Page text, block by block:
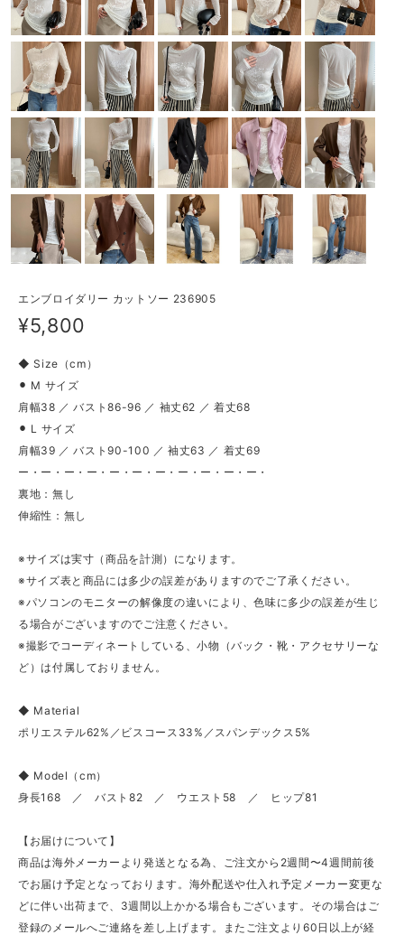
エンブロイダリー カットソー 236905
¥5,800
◆ Size（cm）
⚫︎ M サイズ
肩幅38 ／ バスト86-96 ／ 袖丈62 ／ 着丈68
⚫︎ L サイズ
肩幅39 ／ バスト90-100 ／ 袖丈63 ／ 着丈69
ー・ー・ー・ー・ー・ー・ー・ー・ー・ー・ー・
裏地：無し
伸縮性：無し
※サイズは実寸（商品を計測）になります。
※サイズ表と商品には多少の誤差がありますのでご了承ください。
※パソコンのモニターの解像度の違いにより、色味に多少の誤差が生じ
る場合がございますのでご注意ください。
※撮影でコーディネートしている、小物（バック・靴・アクセサリーな
ど）は付属しておりません。
◆ Material
ポリエステル62%／ビスコース33%／スパンデックス5%
◆ Model（cm）
身長168 ／ バスト82 ／ ウエスト58 ／ ヒップ81
【お届けについて】
商品は海外メーカーより発送となる為、ご注文から2週間〜4週間前後
でお届け予定となっております。海外配送や仕入れ予定メーカー変更な
どに伴い出荷まで、3週間以上かかる場合もございます。その場合はご
登録のメールへご連絡を差し上げます。またご注文より60日以上が経